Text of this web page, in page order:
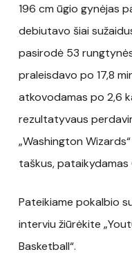
196 cm ūgio gynėjas
debiutavo šiai
pasirodė 53
praleisdavo po 17,8
atkovodamas po 2,6
rezultatyvaus
„Washington
taškus,
Pateikiame pokalbio
interviu žiūrėkite
Basketball“.